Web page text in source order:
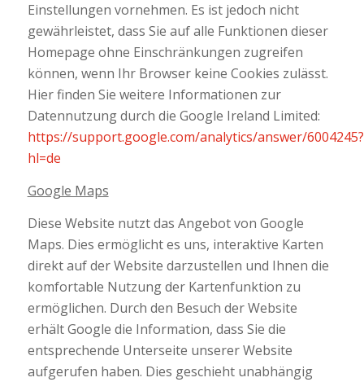
Einstellungen vornehmen. Es ist jedoch nicht
gewährleistet, dass Sie auf alle Funktionen dieser
Homepage ohne Einschränkungen zugreifen
können, wenn Ihr Browser keine Cookies zulässt.
Hier finden Sie weitere Informationen zur
Datennutzung durch die Google Ireland Limited:
https://support.google.com/analytics/answer/6004245?
hl=de
Google Maps
Diese Website nutzt das Angebot von Google
Maps. Dies ermöglicht es uns, interaktive Karten
direkt auf der Website darzustellen und Ihnen die
komfortable Nutzung der Kartenfunktion zu
ermöglichen. Durch den Besuch der Website
erhält Google die Information, dass Sie die
entsprechende Unterseite unserer Website
aufgerufen haben. Dies geschieht unabhängig